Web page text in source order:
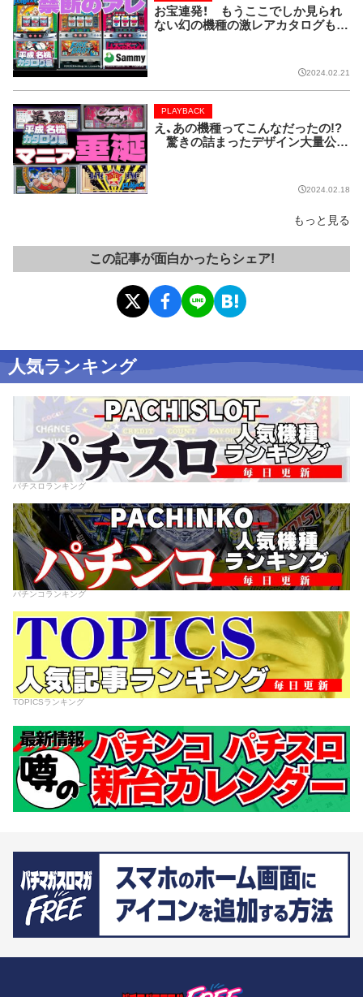
お宝連発！ もうここでしか見られ
ない幻の機種の激レアカタログも！
2024.02.21
え、あの機種ってこんなだったの!?
驚きの詰まったデザイン大量公
PLAYBACK
2024.02.18
もっと見る
この記事が面白かったらシェア!
人気ランキング
パチスロランキング
パチンコランキング
TOPICSランキング